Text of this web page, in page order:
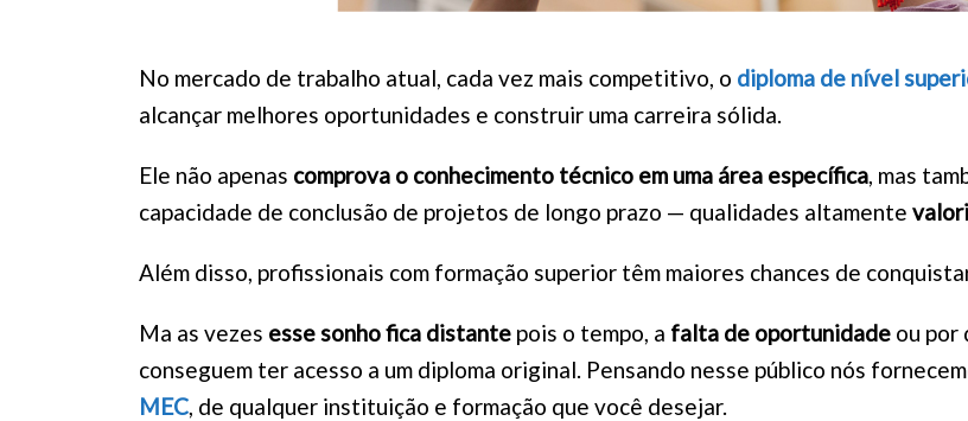
No mercado de trabalho atual, cada vez mais competitivo, o diploma de nível
alcançar melhores oportunidades e construir uma carreira sólida.
Ele não apenas comprova o conhecimento técnico em uma área específica, mas
capacidade de conclusão de projetos de longo prazo — qualidades altamente
Além disso, profissionais com formação superior têm maiores chances de
Ma as vezes esse sonho fica distante pois o tempo, a falta de oportunidade ou por
conseguem ter acesso a um diploma original. Pensando nesse público nós
MEC, de qualquer instituição e formação que você desejar.